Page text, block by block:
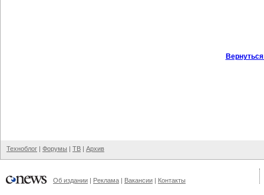
Техноблог | Форумы | ТВ | Архив
Об издании | Реклама | Вакансии | Контакты